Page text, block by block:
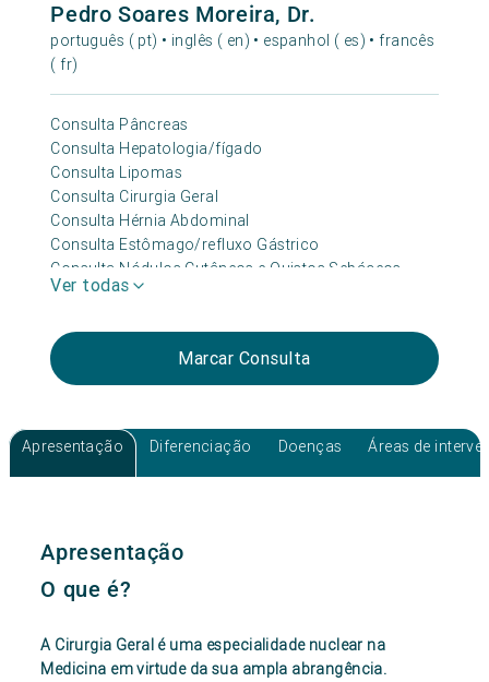
Pedro Soares Moreira, Dr.
português ( pt) • inglês ( en) • espanhol ( es) • francês
( fr)
Consulta Pâncreas
Consulta Hepatologia/fígado
Consulta Lipomas
Consulta Cirurgia Geral
Consulta Hérnia Abdominal
Consulta Estômago/refluxo Gástrico
Consulta Nódulos Cutâneos e Quistos Sebáceos
Consulta Abscessos e Corpos Estranhos
Consulta Vesícula e Vias Biliares
Consulta Sinais Na Pele
Consulta Esófago
Ver todas
Marcar Consulta
Apresentação Diferenciação Doenças Áreas de
Apresentação
O que é?
A Cirurgia Geral é uma especialidade nuclear na
Medicina em virtude da sua ampla abrangência.